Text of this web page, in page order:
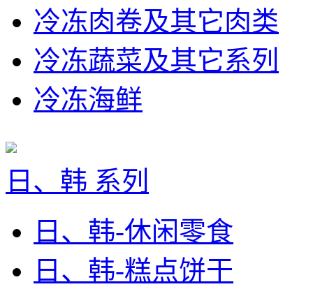
冷冻肉卷及其它肉类
冷冻蔬菜及其它系列
冷冻海鲜
日、韩 系列
日、韩-休闲零食
日、韩-糕点饼干